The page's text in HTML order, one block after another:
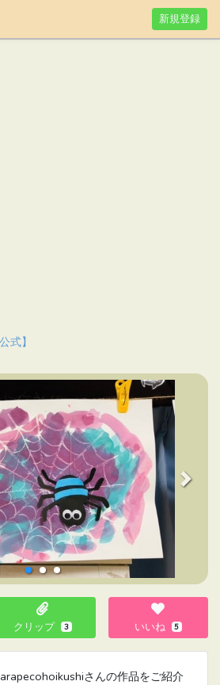
新規登録
式】
Next
クリップ 3 いいね 5
さんの作品をご紹介